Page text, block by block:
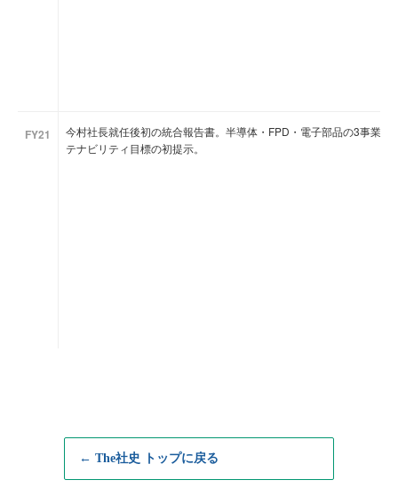
FY21
今村社長就任後初の統合報告書。半導体・FPD・電子部品の3事業
テナビリティ目標の初提示。
← The社史 トップに戻る